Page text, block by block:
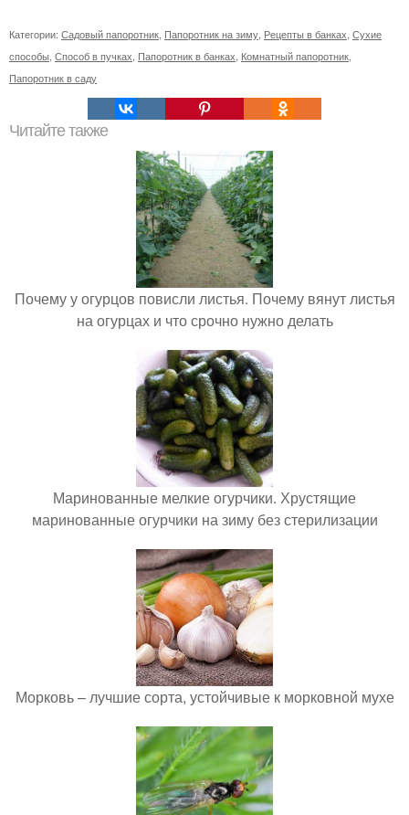
Категории: Садовый папоротник Папоротник на зиму Рецепты в банках Сухие
способы Способ в пучках Папоротник в банках Комнатный папоротник
Папоротник в саду
Читайте также
Почему у огурцов повисли листья. Почему вянут листья
на огурцах и что срочно нужно делать
Маринованные мелкие огурчики. Хрустящие
маринованные огурчики на зиму без стерилизации
Морковь – лучшие сорта, устойчивые к морковной мухе